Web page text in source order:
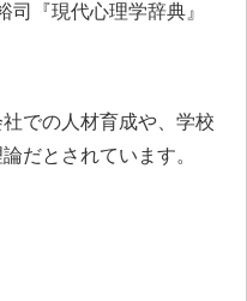
『現代心理学辞典』
での人材育成や、学校
だとされています。